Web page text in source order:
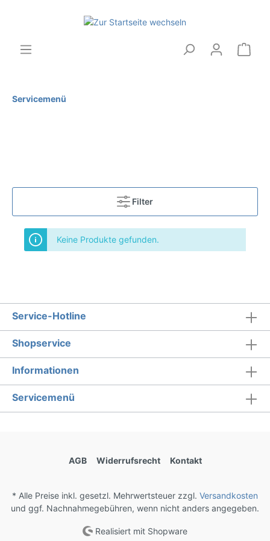
Servicemenü
Filter
Keine Produkte gefunden.
Service-Hotline
Shopservice
Informationen
Servicemenü
AGB Widerrufsrecht Kontakt
* Alle Preise inkl. gesetzl. Mehrwertsteuer zzgl. Versandkosten
und ggf. Nachnahmegebühren, wenn nicht anders angegeben.
Realisiert mit Shopware